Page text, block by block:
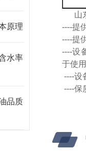
原理
水率
品质
山
----提
----提
----设
于使
----设
----保